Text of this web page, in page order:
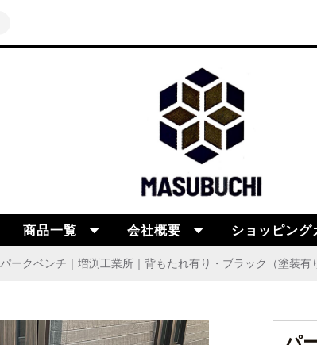
商品一覧 会社概要 ショッピング
パークベンチ｜増渕工業所｜背もたれ有り・ブラック（塗装有